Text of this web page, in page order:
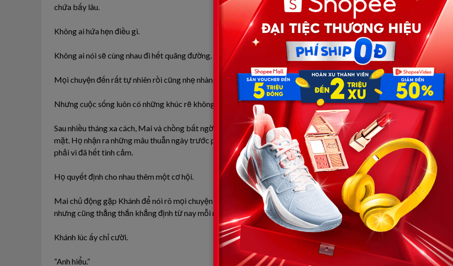
chứa bấy lâu.
Không ai hứa hẹn điều gì.
Không ai nói sẽ cùng nhau đi hết quãng đường.
Mọi chuyện đến rất tự nhiên rồi cũng nhẹ nhàng như thế.
Nhưng cuộc sống luôn có những khúc rẽ không ai ngờ tới.
Sau nhiều tháng xa cách, Mai và chồng bất ngờ có dịp ngồi lại nói chuyện trong một lần gia đình hai bên gặp
mặt. Họ nhận ra những mâu thuẫn ngày trước phần lớn xuất phát từ cái tôi quá lớn của cả hai chứ không
phải vì đã hết tình cảm.
Họ quyết định cho nhau thêm một cơ hội.
Mai chủ động gặp Khánh để nói rõ mọi chuyện. Cô cảm ơn anh vì đã ở bên mình trong giai đoạn khó khăn,
nhưng cũng thẳng thắn khẳng định từ nay mỗi người nên đi con đường riêng.
Khánh lúc ấy chỉ cười.
“Anh hiểu.”